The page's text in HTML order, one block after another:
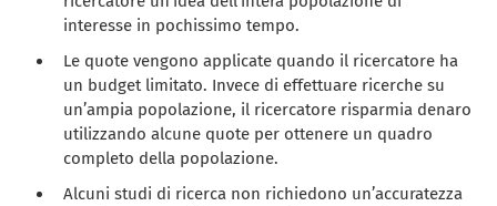
interesse in pochissimo tempo.
Le quote vengono applicate quando il ricercatore ha
un budget limitato. Invece di effettuare ricerche su
un’ampia popolazione, il ricercatore risparmia denaro
utilizzando alcune quote per ottenere un quadro
completo della popolazione.
Alcuni studi di ricerca non richiedono un’accuratezza